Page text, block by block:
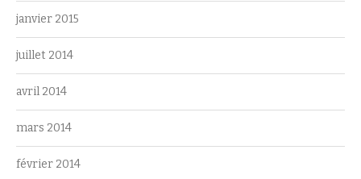
janvier 2015
juillet 2014
avril 2014
mars 2014
février 2014